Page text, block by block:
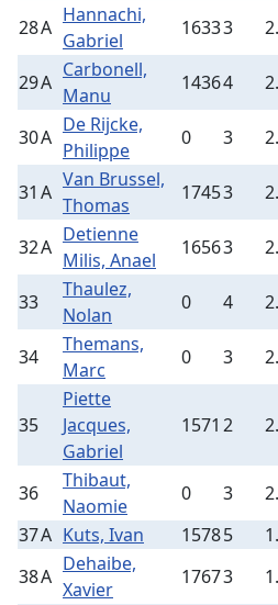
28A
Hannachi,
Gabriel
16333
29A
Carbonell,
Manu
14364
30A
De Rijcke,
Philippe
0 3
31 A
Van Brussel,
Thomas
17453
32A
Detienne
Milis, Anael
16563
33
Thaulez,
Nolan
0 4
34
Themans,
Marc
0 3
35
Piette
Jacques,
Gabriel
1571 2
36
Thibaut,
Naomie
0 3
37A Kuts, Ivan 15785
38A
Dehaibe,
Xavier
17673